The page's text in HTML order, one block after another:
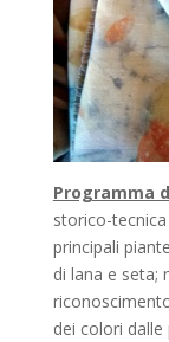
Programma
storico-tecnica
principali
di lana e seta;
dei colori